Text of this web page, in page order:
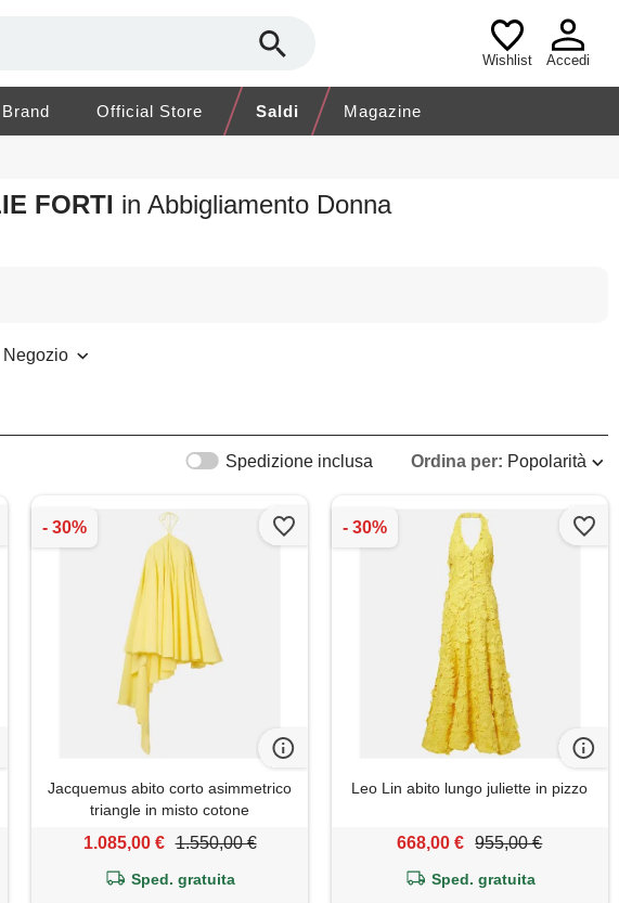
Wishlist Accedi
Brand Official Store Saldi Magazine
FORTI in Abbigliamento Donna
Negozio
Ordina per: Popolarità
Spedizione inclusa
Jacquemus abito corto asimmetrico
triangle in misto cotone
1.085,00 € 1.550,00 €
Sped. gratuita
Leo Lin abito lungo juliette in pizzo
668,00 € 955,00 €
Sped. gratuita